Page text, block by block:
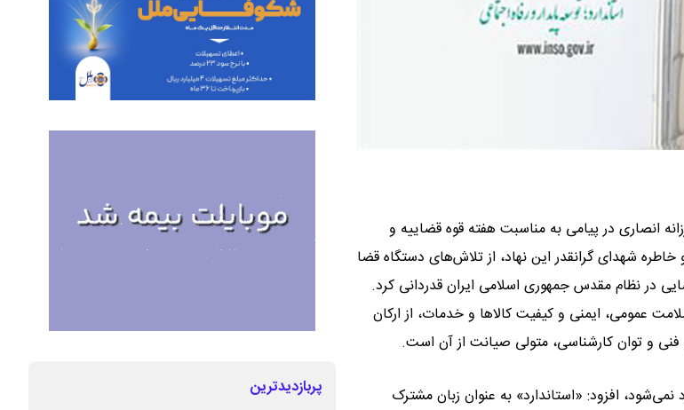
انصاری در پیامی به مناسبت هفته قوه قضاییه و
شهدای گرانقدر این نهاد، از تلاش‌های دستگاه قضا
در نظام مقدس جمهوری اسلامی ایران قدردانی کرد.
عمومی، ایمنی و کیفیت کالاها و خدمات، از ارکان
و توان کارشناسی، متولی صیانت از آن است.
افزود: «استاندارد» به عنوان زبان مشترک
پربازدیدترین